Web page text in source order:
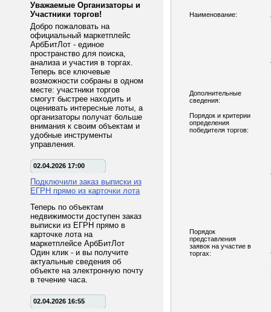
Уважаемые Организаторы и
Участники торгов!
Добро пожаловать на
официальный маркетплейс
АрбБитЛот - единое
пространство для поиска,
анализа и участия в торгах.
Теперь все ключевые
возможности собраны в одном
месте: участники торгов
смогут быстрее находить и
оценивать интересные лоты, а
организаторы получат больше
внимания к своим объектам и
удобные инструменты
управления.
02.04.2026 17:00
Подключили заказ выписки из
ЕГРН прямо из карточки лота
Теперь по объектам
недвижимости доступен заказ
выписки из ЕГРН прямо в
карточке лота на
маркетплейсе АрбБитЛот
Один клик - и вы получите
актуальные сведения об
объекте на электронную почту
в течение часа.
02.04.2026 16:55
Наименование:
Дополнительные
сведения:
Порядок и критерии
определения
победителя торгов:
Порядок
представления
заявок на участие в
торгах: